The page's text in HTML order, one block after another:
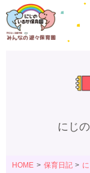
にじ
HOME 保育日記